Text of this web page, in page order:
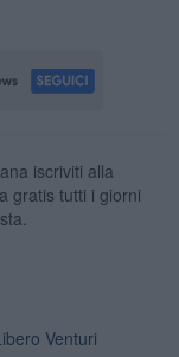
iscriviti alla
gratis tutti i giorni
Venturi